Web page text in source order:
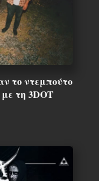
το ντεμπούτο
τη 3DOT